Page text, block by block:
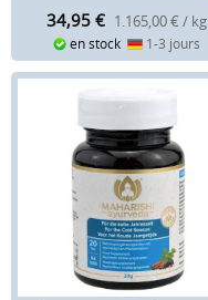
34,95 € 1.165,00 € / kg
en stock 1-3 jours